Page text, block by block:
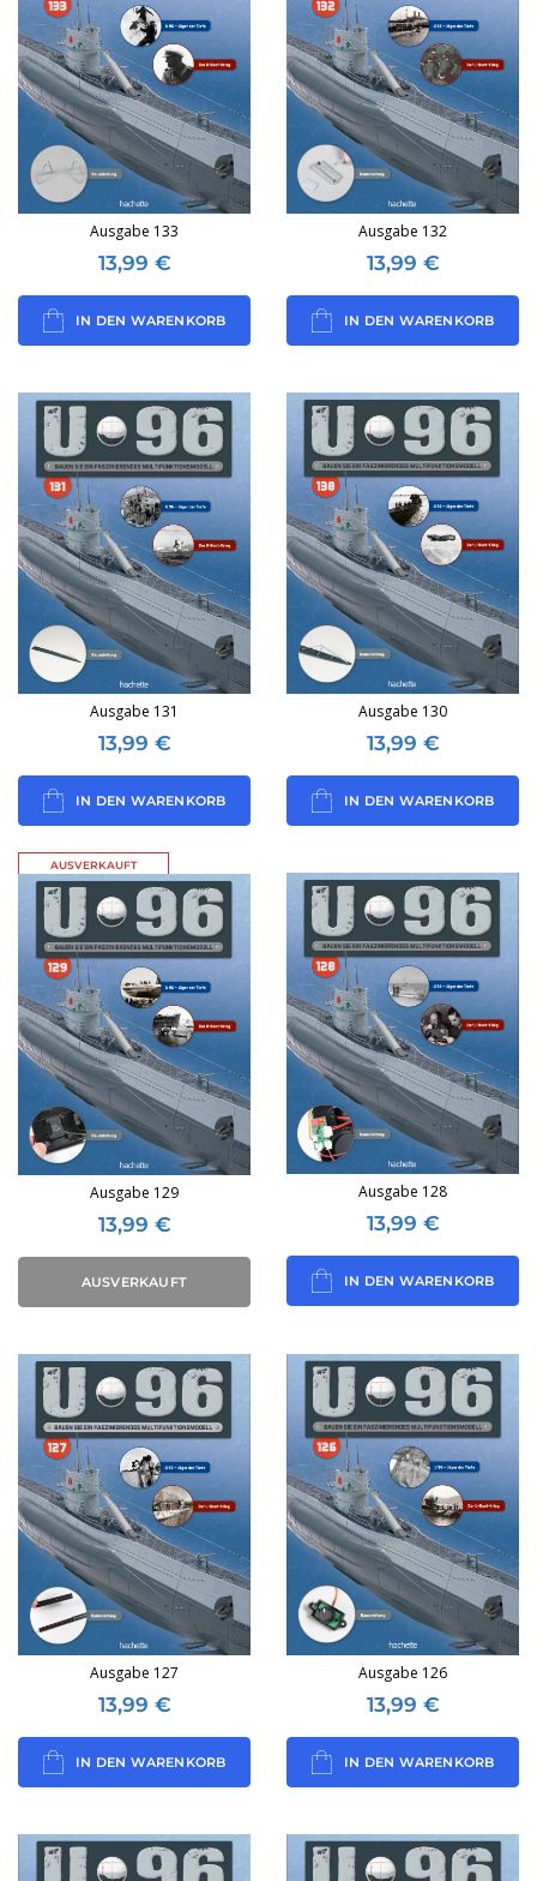
Ausgabe 133
13,99 €
IN DEN WARENKORB
Ausgabe 132
13,99 €
IN DEN WARENKORB
Ausgabe 131
13,99 €
IN DEN WARENKORB
Ausgabe 130
13,99 €
IN DEN WARENKORB
AUSVERKAUFT
Ausgabe 129
13,99 €
AUSVERKAUFT
Ausgabe 128
13,99 €
IN DEN WARENKORB
Ausgabe 127
13,99 €
IN DEN WARENKORB
Ausgabe 126
13,99 €
IN DEN WARENKORB